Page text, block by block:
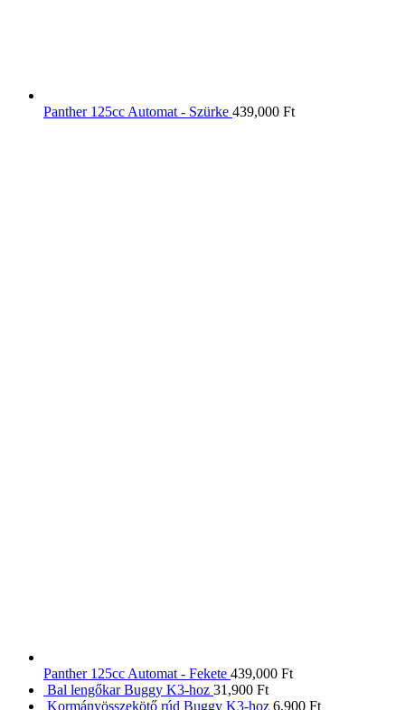
Panther 125cc Automat - Szürke 439,000 Ft
Panther 125cc Automat - Fekete 439,000 Ft
Bal lengőkar Buggy K3-hoz 31,900 Ft
Kormányösszekötő rúd Buggy K3-hoz 6,900 Ft